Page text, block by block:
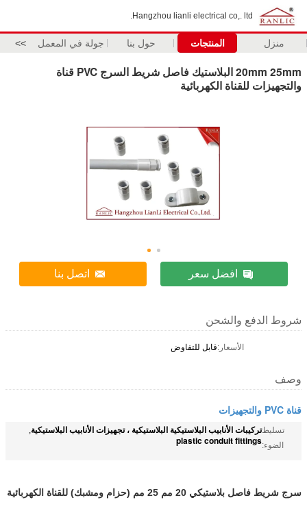
Hangzhou lianli electrical co,. ltd.
منزل المنتجات حول بنا جولة في المعمل >>
20mm 25mm البلاستيك فاصل شريط السرج PVC قناة
والتجهيزات للقناة الكهربائية
افضل سعر اتصل بنا
شروط الدفع والشحن
الأسعار:قابل للتفاوض
وصف
قناة PVC والتجهيزات
تسليط
الضوء:
تركيبات الأنابيب البلاستيكية البلاستيكية ، تجهيزات الأنابيب البلاستيكية,
plastic conduit fittings
سرج شريط فاصل بلاستيكي 20 مم 25 مم (حزام ومشبك) للقناة الكهربائية